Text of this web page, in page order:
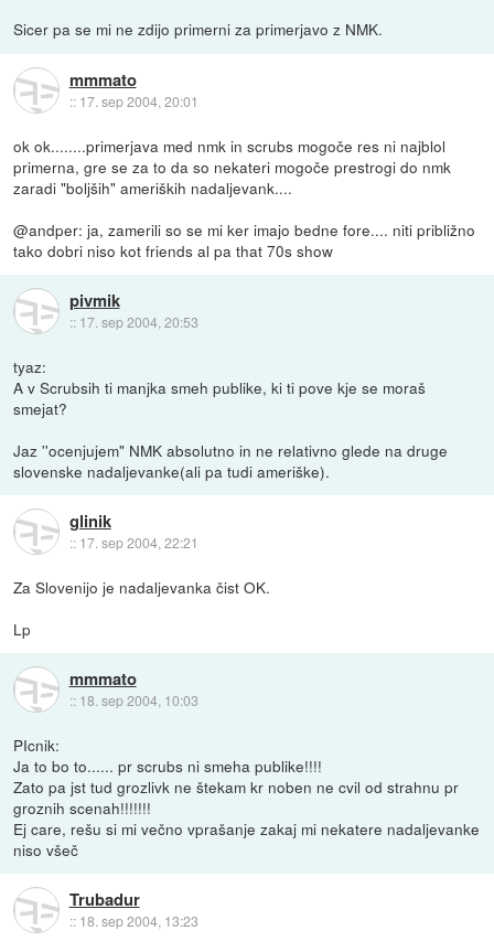
Sicer pa se mi ne zdijo primerni za primerjavo z NMK.
mmmato
:: 17. sep 2004, 20:01
ok ok........primerjava med nmk in scrubs mogoče res ni najblol
primerna, gre se za to da so nekateri mogoče prestrogi do nmk
zaradi "boljših" ameriških nadaljevank....
@andper: ja, zamerili so se mi ker imajo bedne fore.... niti približno
tako dobri niso kot friends al pa that 70s show
pivmik
:: 17. sep 2004, 20:53
tyaz:
A v Scrubsih ti manjka smeh publike, ki ti pove kje se moraš
smejat?
Jaz ''ocenjujem" NMK absolutno in ne relativno glede na druge
slovenske nadaljevanke(ali pa tudi ameriške).
glinik
:: 17. sep 2004, 22:21
Za Slovenijo je nadaljevanka čist OK.
Lp
mmmato
:: 18. sep 2004, 10:03
PIcnik:
Ja to bo to...... pr scrubs ni smeha publike!!!!
Zato pa jst tud grozlivk ne štekam kr noben ne cvil od strahnu pr
groznih scenah!!!!!!!
Ej care, rešu si mi večno vprašanje zakaj mi nekatere nadaljevanke
niso všeč
Trubadur
:: 18. sep 2004, 13:23